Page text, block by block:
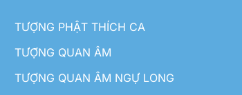
TƯỢNG PHẬT THÍCH CA
TƯỢNG QUAN ÂM
TƯỢNG QUAN ÂM NGỰ LONG